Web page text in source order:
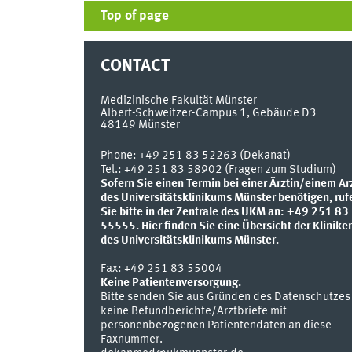
Top of page
CONTACT
Medizinische Fakultät Münster
Albert-Schweitzer-Campus 1, Gebäude D3
48149 Münster
Phone: +49 251 83 52263 (Dekanat)
Tel.: +49 251 83 58902 (Fragen zum Studium)
Sofern Sie einen Termin bei einer Ärztin/einem
des Universitätsklinikums Münster benötigen,
Sie bitte in der Zentrale des UKM an: +49 251 83
55555. Hier finden Sie eine Übersicht der
des Universitätsklinikums Münster.
Fax: +49 251 83 55004
Keine Patientenversorgung.
Bitte senden Sie aus Gründen des Datenschutzes
keine Befundberichte/Arztbriefe mit
personenbezogenen Patientendaten an diese
Faxnummer.